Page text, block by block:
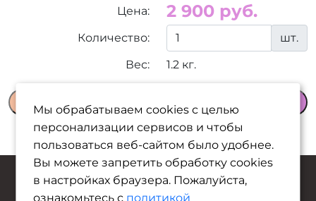
Цена:
2 900 руб.
Количество:
шт.
Вес:
1.2 кг.
В корзину
Мы обрабатываем cookies с целью
персонализации сервисов и чтобы
пользоваться веб-сайтом было удобнее.
Вы можете запретить обработку сookies
в настройках браузера. Пожалуйста,
ознакомьтесь с политикой